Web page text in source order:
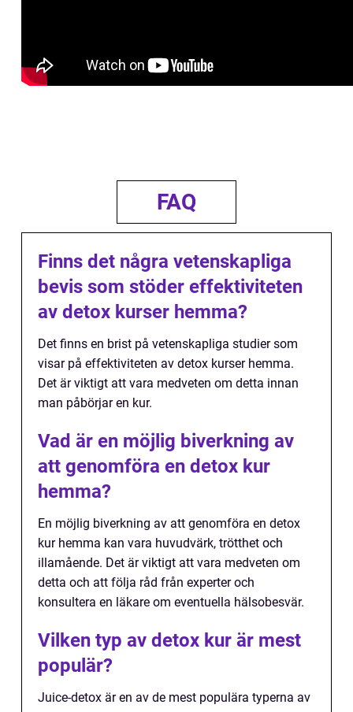
FAQ
Finns det några vetenskapliga
bevis som stöder effektiviteten
av detox kurser hemma?
Det finns en brist på vetenskapliga studier som
visar på effektiviteten av detox kurser hemma.
Det är viktigt att vara medveten om detta innan
man påbörjar en kur.
Vad är en möjlig biverkning av
att genomföra en detox kur
hemma?
En möjlig biverkning av att genomföra en detox
kur hemma kan vara huvudvärk, trötthet och
illamående. Det är viktigt att vara medveten om
detta och att följa råd från experter och
konsultera en läkare om eventuella hälsobesvär.
Vilken typ av detox kur är mest
populär?
Juice-detox är en av de mest populära typerna av